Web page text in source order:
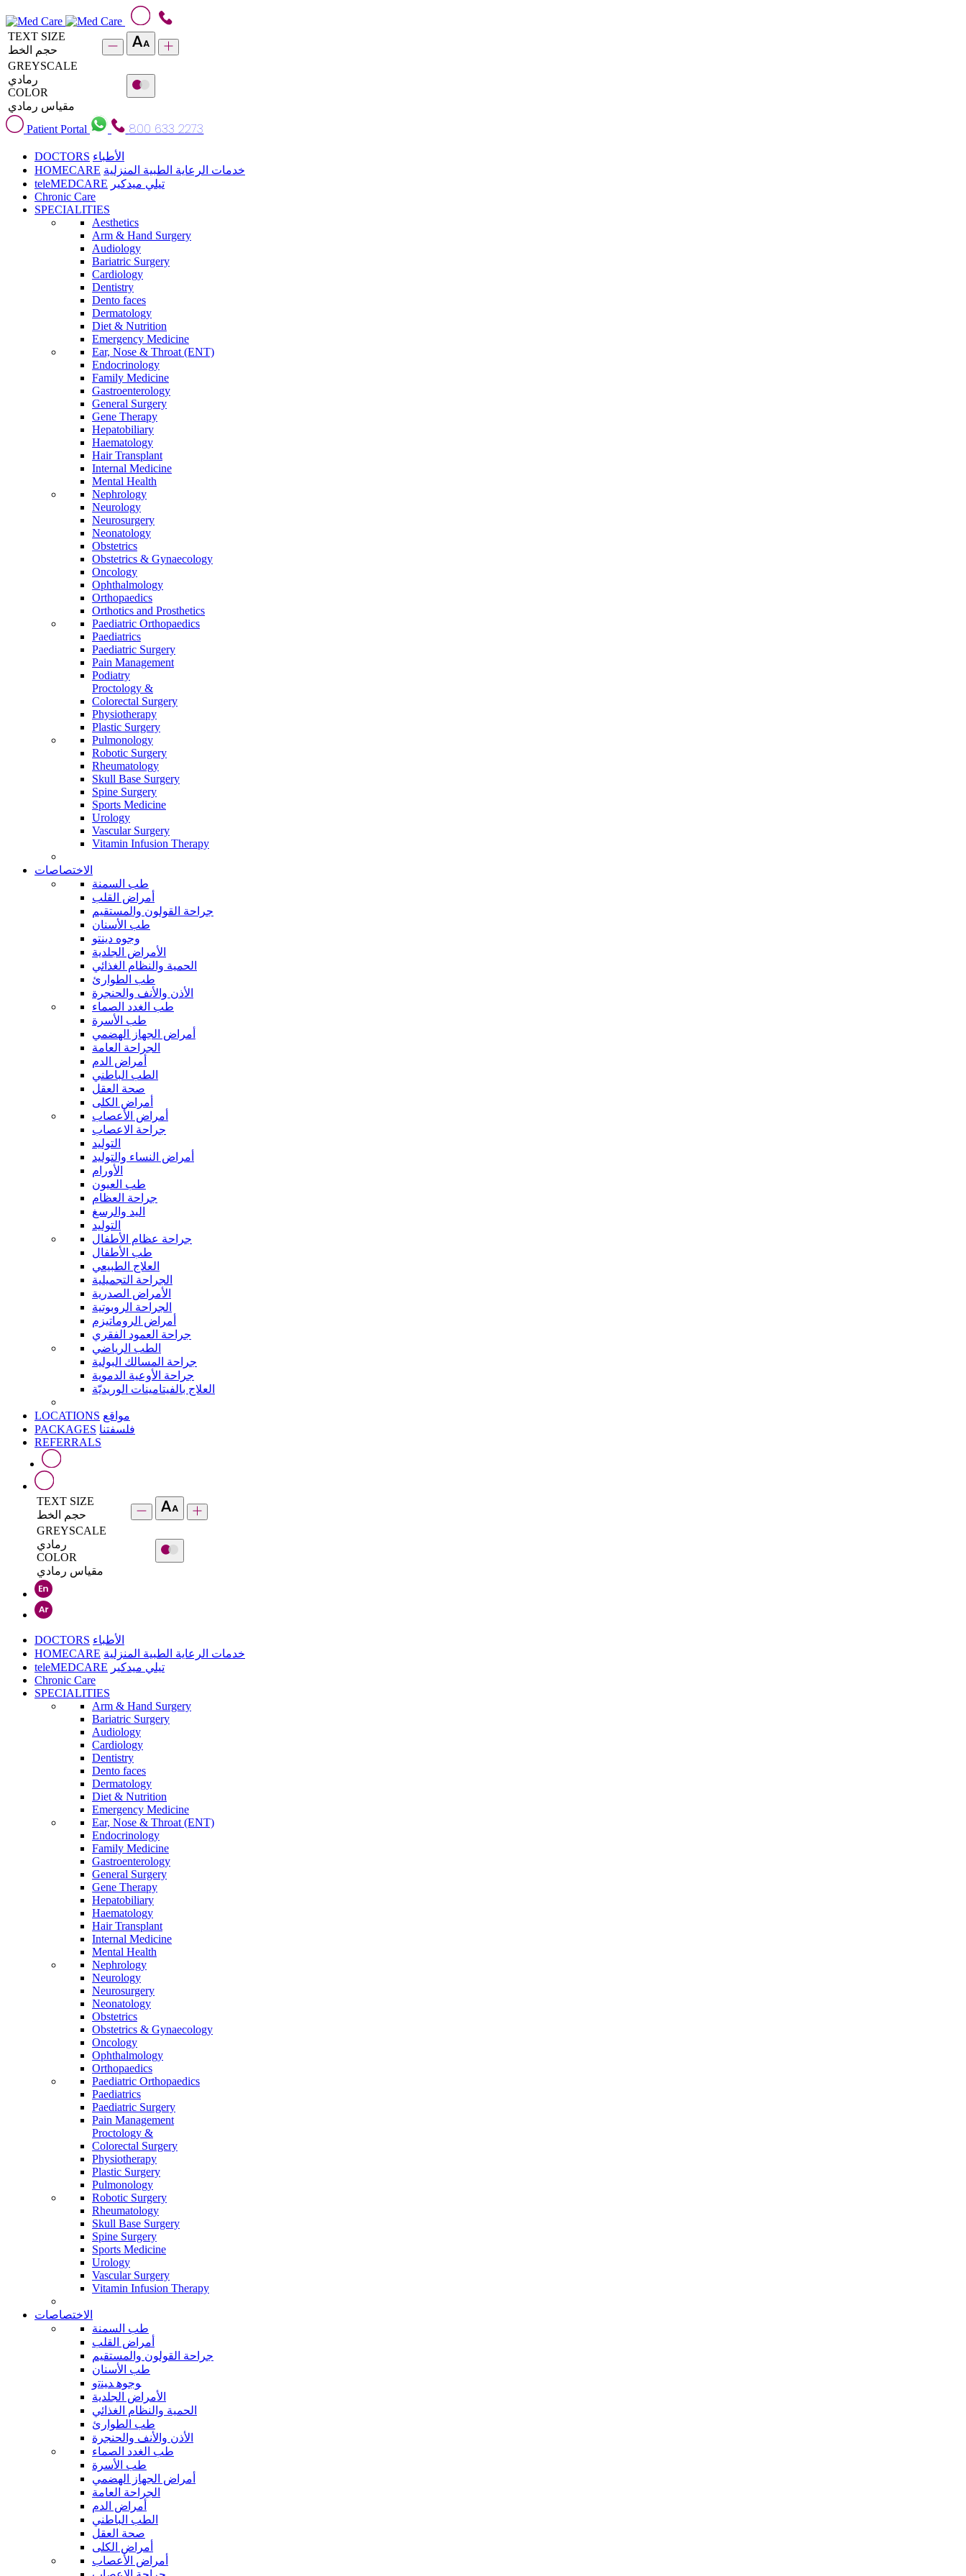
TEXT SIZE
حجم الخط
GREYSCALE
رمادي
COLOR
مقياس رمادي
Patient Portal
800 633 2273
DOCTORS الأطباء
HOMECARE خدمات الرعاية الطبية المنزلية
teleMEDCARE تيلي ميدكير
Chronic Care
SPECIALITIES
Aesthetics
Arm & Hand Surgery
Audiology
Bariatric Surgery
Cardiology
Dentistry
Dento faces
Dermatology
Diet & Nutrition
Emergency Medicine
Ear, Nose & Throat (ENT)
Endocrinology
Family Medicine
Gastroenterology
General Surgery
Gene Therapy
Hepatobiliary
Haematology
Hair Transplant
Internal Medicine
Mental Health
Nephrology
Neurology
Neurosurgery
Neonatology
Obstetrics
Obstetrics & Gynaecology
Oncology
Ophthalmology
Orthopaedics
Orthotics and Prosthetics
Paediatric Orthopaedics
Paediatrics
Paediatric Surgery
Pain Management
Podiatry
Proctology &
Colorectal Surgery
Physiotherapy
Plastic Surgery
Pulmonology
Robotic Surgery
Rheumatology
Skull Base Surgery
Spine Surgery
Sports Medicine
Urology
Vascular Surgery
Vitamin Infusion Therapy
الاختصاصات
طب السمنة
أمراض القلب
جراحة القولون والمستقيم
طب الأسنان
وجوه دينتو
الأمراض الجلدية
الحمية والنظام الغذائي
طب الطوارئ
الأذن والأنف والحنجرة
طب الغدد الصماء
طب الأسرة
أمراض الجهاز الهضمي
الجراحة العامة
أمراض الدم
الطب الباطني
صحة العقل
أمراض الكلى
أمراض الأعصاب
جراحة الاعصاب
التوليد
أمراض النساء والتوليد
الأورام
طب العيون
جراحة العظام
اليد والرسغ
التوليد
جراحة عظام الأطفال
طب الأطفال
العلاج الطبيعي
الجراحة التجميلية
الأمراض الصدرية
الجراحة الروبوتية
أمراض الروماتيزم
جراحة العمود الفقري
الطب الرياضي
جراحة المسالك البولية
جراحة الأوعية الدموية
العلاج بالفيتامينات الوريديّة
LOCATIONS مواقع
PACKAGES فلسفتنا
REFERRALS
TEXT SIZE
حجم الخط
GREYSCALE
رمادي
COLOR
مقياس رمادي
DOCTORS الأطباء
HOMECARE خدمات الرعاية الطبية المنزلية
teleMEDCARE تيلي ميدكير
Chronic Care
SPECIALITIES
Arm & Hand Surgery
Bariatric Surgery
Audiology
Cardiology
Dentistry
Dento faces
Dermatology
Diet & Nutrition
Emergency Medicine
Ear, Nose & Throat (ENT)
Endocrinology
Family Medicine
Gastroenterology
General Surgery
Gene Therapy
Hepatobiliary
Haematology
Hair Transplant
Internal Medicine
Mental Health
Nephrology
Neurology
Neurosurgery
Neonatology
Obstetrics
Obstetrics & Gynaecology
Oncology
Ophthalmology
Orthopaedics
Paediatric Orthopaedics
Paediatrics
Paediatric Surgery
Pain Management
Proctology &
Colorectal Surgery
Physiotherapy
Plastic Surgery
Pulmonology
Robotic Surgery
Rheumatology
Skull Base Surgery
Spine Surgery
Sports Medicine
Urology
Vascular Surgery
Vitamin Infusion Therapy
الاختصاصات
طب السمنة
أمراض القلب
جراحة القولون والمستقيم
طب الأسنان
ﻮﺟﻮﻫ ﺪﻴﻨﺗﻭ
الأمراض الجلدية
الحمية والنظام الغذائي
طب الطوارئ
الأذن والأنف والحنجرة
طب الغدد الصماء
طب الأسرة
أمراض الجهاز الهضمي
الجراحة العامة
أمراض الدم
الطب الباطني
صحة العقل
أمراض الكلى
أمراض الأعصاب